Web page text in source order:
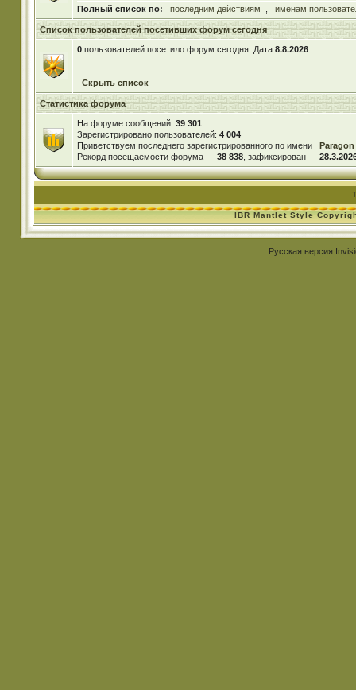
Полный список по:
последним действиям именам
Список пользователей посетивших форум сегодня
0пользователей посетило форум сегодня. Дата:8.8.2026
Скрыть список
Статистика форума
На форуме сообщений: 39 301
Зарегистрировано пользователей: 4 004
Приветствуем последнего зарегистрированного по имени
Paragon
Рекорд посещаемости форума — 38 838, зафиксирован —
IBR Mantlet Style
Русская версия